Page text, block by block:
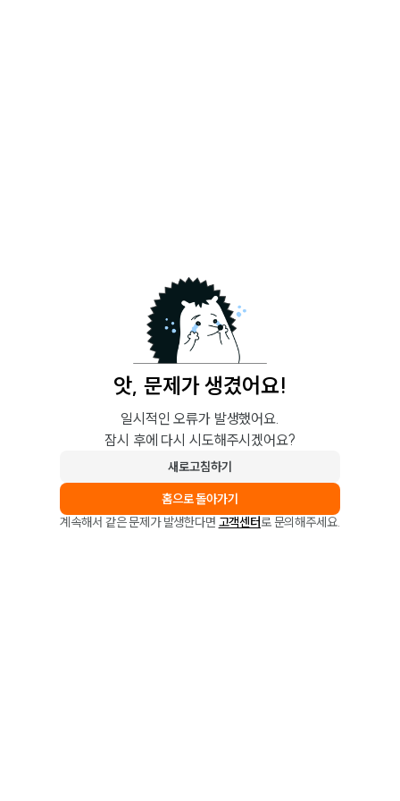
앗, 문제가 생겼어요!
일시적인 오류가 발생했어요.
잠시 후에 다시 시도해주시겠어요?
새로고침하기
홈으로 돌아가기
계속해서 같은 문제가 발생한다면 고객센터로 문의해주세요.